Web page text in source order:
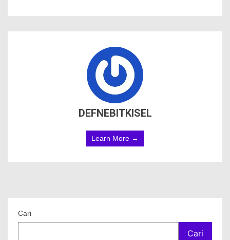
DEFNEBITKISEL
Learn More →
Cari
Cari